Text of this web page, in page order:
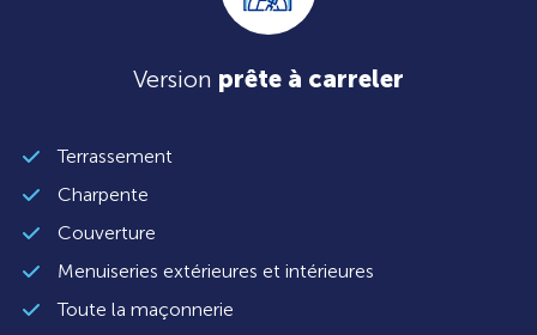
Version prête à carreler
Terrassement
Charpente
Couverture
Menuiseries extérieures et intérieures
Toute la maçonnerie